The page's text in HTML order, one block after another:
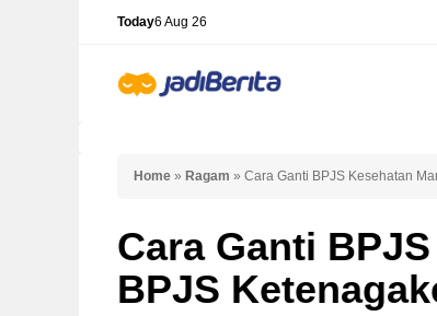
Today6 Aug 26
Home » Ragam » Cara Ganti BPJS Kesehatan
Cara Ganti
BPJS